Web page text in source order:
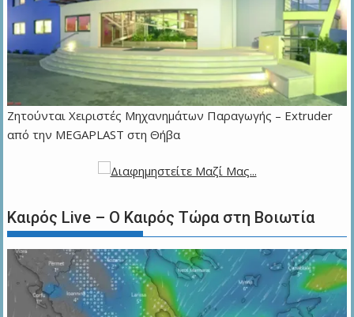
Zητούνται Χειριστές Μηχανημάτων Παραγωγής – Extruder
από την MEGAPLAST στη Θήβα
Καιρός Live – Ο Καιρός Τώρα στη Βοιωτία